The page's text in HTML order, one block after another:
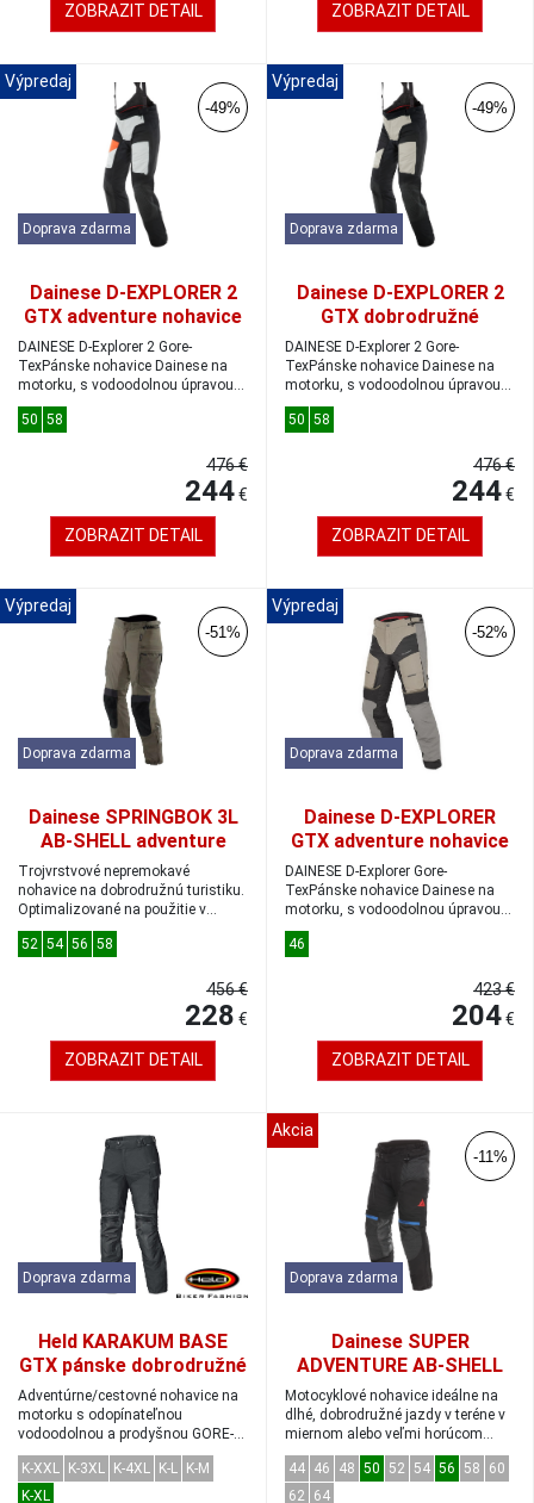
ZOBRAZIT DETAIL ZOBRAZIT DETAIL
Výpredaj
-49%
Doprava zdarma
Dainese D-EXPLORER 2
GTX adventure nohavice
glacier-
gray/orange/black
veľkosť 58
DAINESE D-Explorer 2 Gore-
TexPánske nohavice Dainese na
motorku, s vodoodolnou úpravou
Gore-TexBezpe...
50 58
476 €
244€
ZOBRAZIT DETAIL
Výpredaj
-49%
Doprava zdarma
Dainese D-EXPLORER 2
GTX dobrodružné
nohavice peyote/black
veľkosť 50
DAINESE D-Explorer 2 Gore-
TexPánske nohavice Dainese na
motorku, s vodoodolnou úpravou
Gore-TexBezpe...
50 58
476 €
244€
ZOBRAZIT DETAIL
Výpredaj
-51%
Doprava zdarma
Dainese SPRINGBOK 3L
AB-SHELL adventure
nohavice tarmac veľkosť
54
Trojvrstvové nepremokavé
nohavice na dobrodružnú turistiku.
Optimalizované na použitie v
štyroch roč...
52 54 56 58
456 €
228 €
ZOBRAZIT DETAIL
Výpredaj
-52%
Doprava zdarma
Dainese D-EXPLORER
GTX adventure nohavice
peyote/black/simple-
taupe veľkosť 46
DAINESE D-Explorer Gore-
TexPánske nohavice Dainese na
motorku, s vodoodolnou úpravou
Gore-TexBezpečn...
46
423 €
204€
ZOBRAZIT DETAIL
Doprava zdarma
Held KARAKUM BASE
GTX pánske dobrodružné
Gore-Tex nohavice čierne
krátke veľkosť K-L
Adventúrne/cestovné nohavice na
motorku s odopínateľnou
vodoodolnou a prodyšnou GORE-
TEX®membrán...
K-XXL
K-3XL K-4XL K-L
K-M
K-XL
Akcia
-11%
Doprava zdarma
Dainese SUPER
ADVENTURE AB-SHELL
dobrodružné nohavice
black/blue/red veľkosť 52
Motocyklové nohavice ideálne na
dlhé, dobrodružné jazdy v teréne v
miernom alebo veľmi horúcom
podne...
44 46 48 50 52 54 56 58
60
62 64